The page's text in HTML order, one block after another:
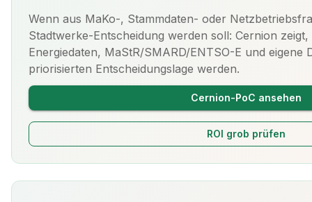
Wenn aus MaKo-, Stammdaten- oder
Stadtwerke-Entscheidung werden soll: Cernion
Energiedaten, MaStR/SMARD/ENTSO-E und
priorisierten Entscheidungslage werden.
Cernion-PoC ansehen
ROI grob prüfen